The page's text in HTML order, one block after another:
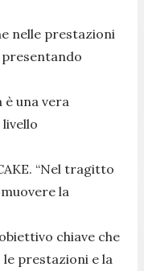
nelle prestazioni
presentando
è una vera
“Nel tragitto
la
chiave che
prestazioni e la